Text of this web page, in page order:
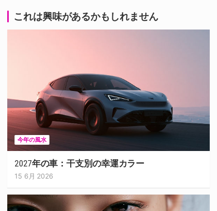
これは興味があるかもしれません
今年の風水
2027年の車：干支別の幸運カラー
15 6月 2026